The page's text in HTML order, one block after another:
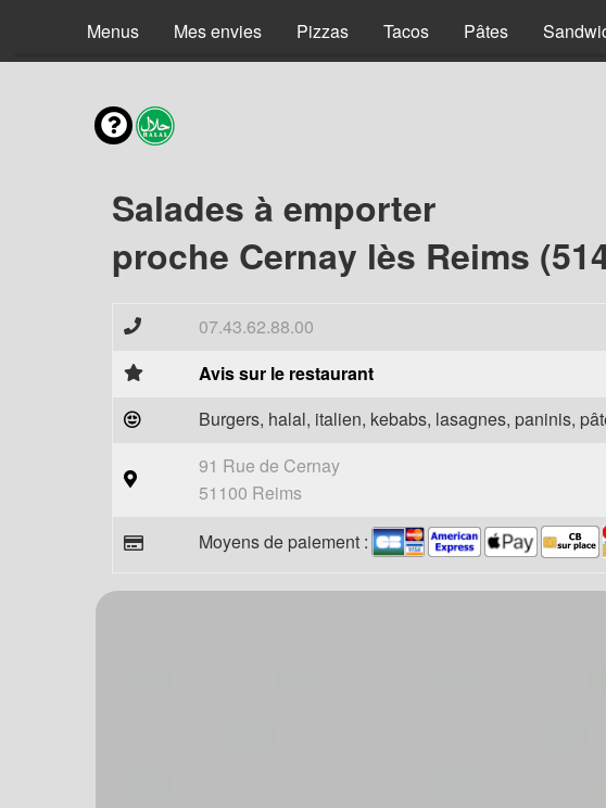
Menus Mes envies Pizzas Tacos Pâtes
Salades à emporter
proche Cernay lès Reims
07.43.62.88.00
Avis sur le restaurant
Burgers, halal, italien, kebabs, lasagnes, paninis,
91 Rue de Cernay
51100 Reims
Moyens de paiement :